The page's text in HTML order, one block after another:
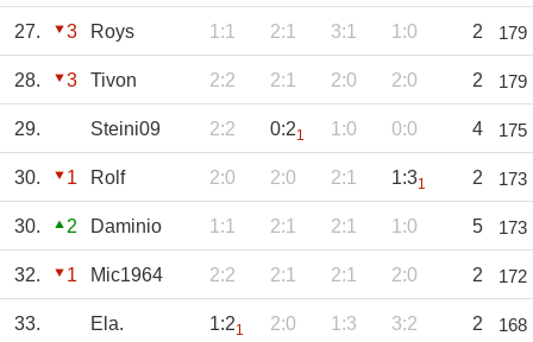
27. 3 Roys 1:1 2:1 3:1 1:0 2 179
28. 3 Tivon 2:2 2:1 2:0 2:0 2 179
29. Steini09 2:2 0:21 1:0 0:0 4 175
30. 1 Rolf 2:0 2:0 2:1 1:31 2 173
30. 2 Daminio 1:1 2:1 2:1 1:0 5 173
32. 1 Mic1964 2:2 2:1 2:1 2:0 2 172
33. Ela. 1:21 2:0 1:3 3:2 2 168